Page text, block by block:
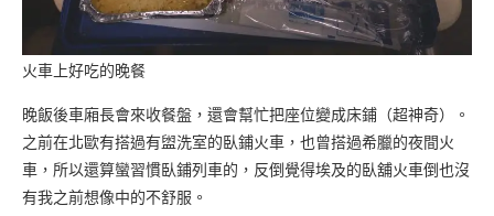
火車上好吃的晚餐
晚飯後車廂長會來收餐盤，還會幫忙把座位變成床鋪（超神奇）。
之前在北歐有搭過有盥洗室的臥鋪火車，也曾搭過希臘的夜間火
車，所以還算蠻習慣臥鋪列車的，反倒覺得埃及的臥舖火車倒也沒
有我之前想像中的不舒服。